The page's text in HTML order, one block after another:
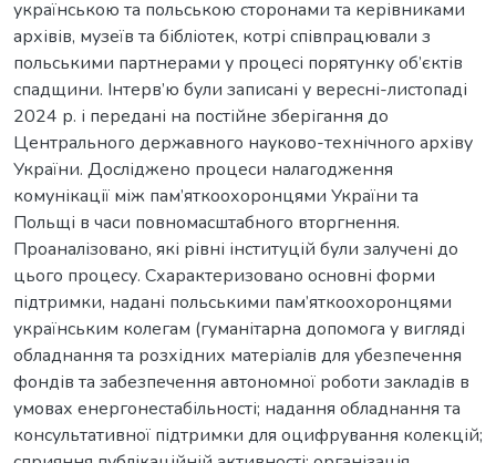
українською та польською сторонами та керівниками
архівів, музеїв та бібліотек, котрі співпрацювали з
польськими партнерами у процесі порятунку об’єктів
спадщини. Інтерв’ю були записані у вересні-листопаді
2024 р. і передані на постійне зберігання до
Центрального державного науково-технічного архіву
України. Досліджено процеси налагодження
комунікації між пам’яткоохоронцями України та
Польщі в часи повномасштабного вторгнення.
Проаналізовано, які рівні інституцій були залучені до
цього процесу. Схарактеризовано основні форми
підтримки, надані польськими пам’яткоохоронцями
українським колегам (гуманітарна допомога у вигляді
обладнання та розхідних матеріалів для убезпечення
фондів та забезпечення автономної роботи закладів в
умовах енергонестабільності; надання обладнання та
консультативної підтримки для оцифрування колекцій;